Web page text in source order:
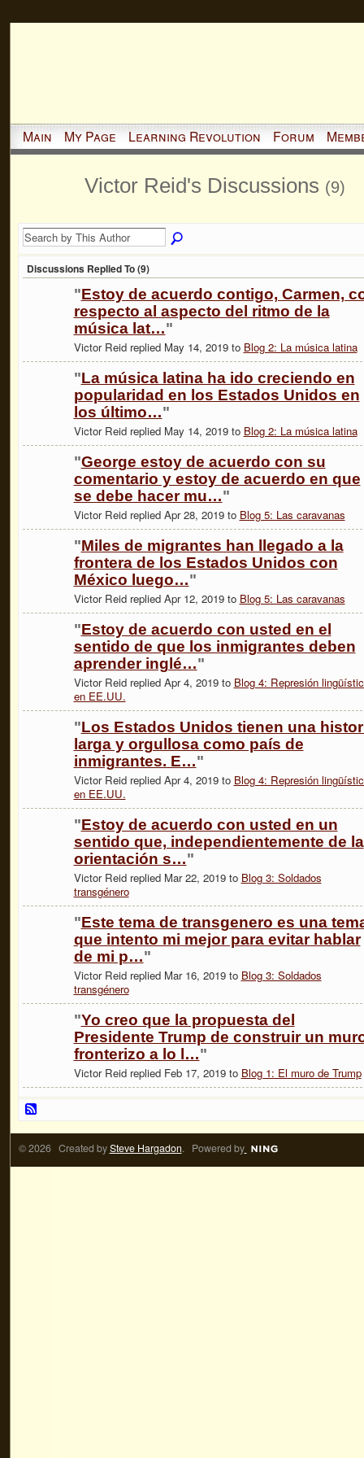
Main My Page Learning Revolution Forum
Victor Reid's Discussions (9)
Discussions Replied To (9)
"Estoy de acuerdo contigo, Carmen,
respecto al aspecto del ritmo de la
música lat…"
Victor Reid replied May 14, 2019 to Blog 2: La música latina
"La música latina ha ido creciendo en
popularidad en los Estados Unidos en
los último…"
Victor Reid replied May 14, 2019 to Blog 2: La música latina
"George estoy de acuerdo con su
comentario y estoy de acuerdo en que
se debe hacer mu…"
Victor Reid replied Apr 28, 2019 to Blog 5: Las caravanas
"Miles de migrantes han llegado a la
frontera de los Estados Unidos con
México luego…"
Victor Reid replied Apr 12, 2019 to Blog 5: Las caravanas
"Estoy de acuerdo con usted en el
sentido de que los inmigrantes deben
aprender inglé…"
Victor Reid replied Apr 4, 2019 to Blog 4: Represión
en EE.UU.
"Los Estados Unidos tienen una
larga y orgullosa como país de
inmigrantes. E…"
Victor Reid replied Apr 4, 2019 to Blog 4: Represión
en EE.UU.
"Estoy de acuerdo con usted en un
sentido que, independientemente de la
orientación s…"
Victor Reid replied Mar 22, 2019 to Blog 3: Soldados
transgénero
"Este tema de transgenero es una
que intento mi mejor para evitar hablar
de mi p…"
Victor Reid replied Mar 16, 2019 to Blog 3: Soldados
transgénero
"Yo creo que la propuesta del
Presidente Trump de construir un
fronterizo a lo l…"
Victor Reid replied Feb 17, 2019 to Blog 1: El muro de Trump
© 2026 Created bySteve Hargadon. Powered by